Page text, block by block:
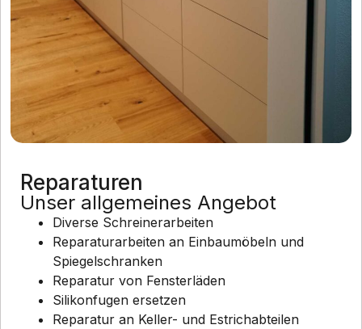
Reparaturen
Unser allgemeines Angebot
Diverse Schreinerarbeiten
Reparaturarbeiten an Einbaumöbeln und
Spiegelschranken
Reparatur von Fensterläden
Silikonfugen ersetzen
Reparatur an Keller- und Estrichabteilen